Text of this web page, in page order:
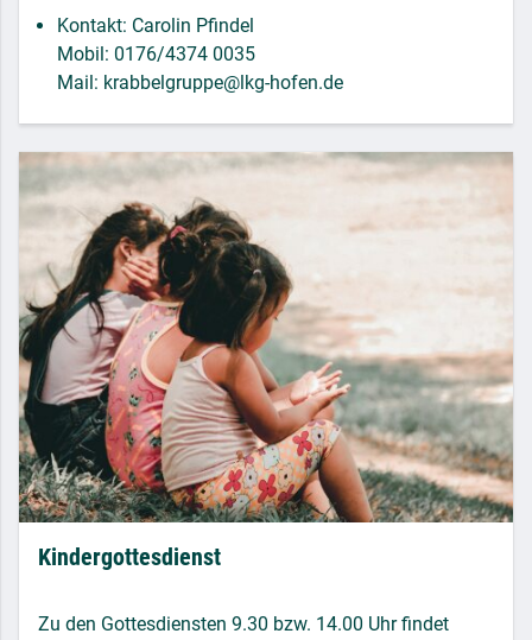
Kontakt: Carolin Pfindel
Mobil: 0176/4374 0035
Mail: krabbelgruppe@lkg-hofen.de
Kindergottesdienst
Zu den Gottesdiensten 9.30 bzw. 14.00 Uhr findet